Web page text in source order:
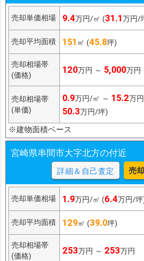
売却単価相場 9.4万円/㎡ (31.1万円/
売却平均面積 151 ㎡ (45.8坪)
売却相場帯
(価格)
120万円 ～ 5,000万円
売却相場帯
(単価)
0.9万円/㎡ ～ 15.2万
50.3万円/坪)
※建物面積ベース
宮崎県串間市大字北方の付近
詳細＆自己査定 売
売却単価相場 1.9万円/㎡ (6.4万円/坪
売却平均面積 129㎡ (39.0坪)
売却相場帯
(価格)
253万円 ～ 253万円